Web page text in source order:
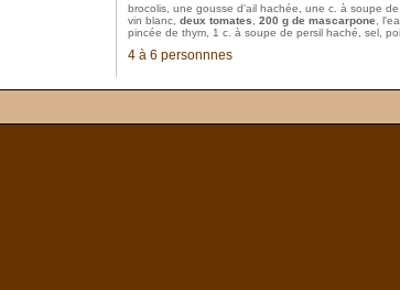
brocolis, une gousse d'ail hachée, une c. à soupe
vin blanc, deux tomates 200 g de mascarpone ,
pincée de thym, 1 c. à soupe de persil haché, sel,
4 à 6 personnnes